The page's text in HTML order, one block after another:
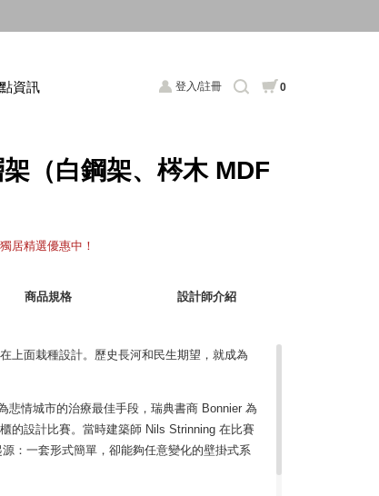
登入/註冊 0
資訊
（白鋼架、梣木 MDF
居精選優惠中！
商品規格 設計師介紹
上面栽種設計。歷史長河和民生期望，就成為
悲情城市的治療最佳手段，瑞典書商 Bonnier 為
的設計比賽。當時建築師 Nils Strinning 在比賽
：一套形式簡單，卻能夠任意變化的壁掛式系